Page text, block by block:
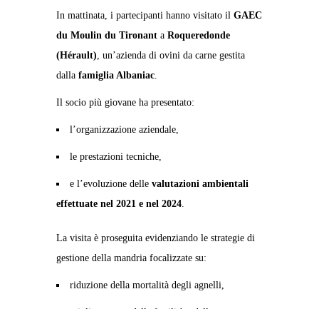
In mattinata, i partecipanti hanno visitato il GAEC
du Moulin du Tironant a Roqueredonde
(Hérault), un’azienda di ovini da carne gestita
dalla famiglia Albaniac.
Il socio più giovane ha presentato:
l’organizzazione aziendale,
le prestazioni tecniche,
e l’evoluzione delle valutazioni ambientali
effettuate nel 2021 e nel 2024.
La visita è proseguita evidenziando le strategie di
gestione della mandria focalizzate su:
riduzione della mortalità degli agnelli,